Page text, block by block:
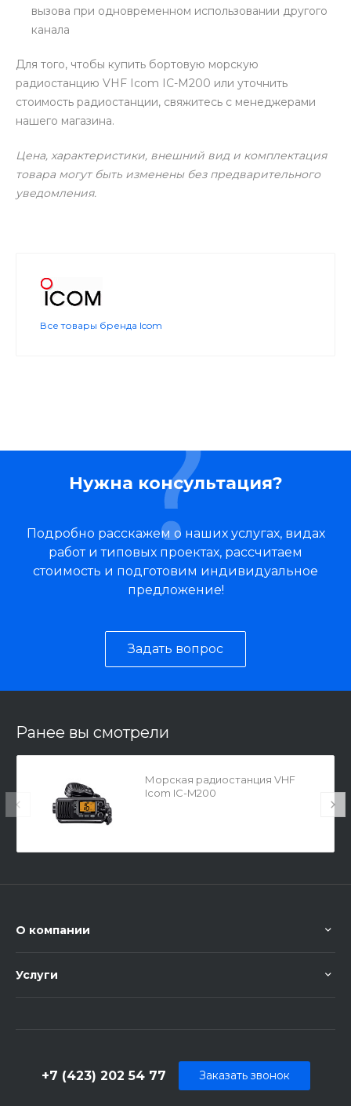
вызова при одновременном использовании другого
канала
Для того, чтобы купить бортовую морскую
радиостанцию VHF Icom IC-M200 или уточнить
стоимость радиостанции, свяжитесь с менеджерами
нашего магазина.
Цена, характеристики, внешний вид и комплектация
товара могут быть изменены без предварительного
уведомления.
Все товары бренда Icom
Нужна консультация?
Подробно расскажем о наших услугах, видах
работ и типовых проектах, рассчитаем
стоимость и подготовим индивидуальное
предложение!
Задать вопрос
Ранее вы смотрели
Морская радиостанция VHF
Icom IC-M200
О компании
Услуги
+7 (423) 202 54 77 Заказать звонок